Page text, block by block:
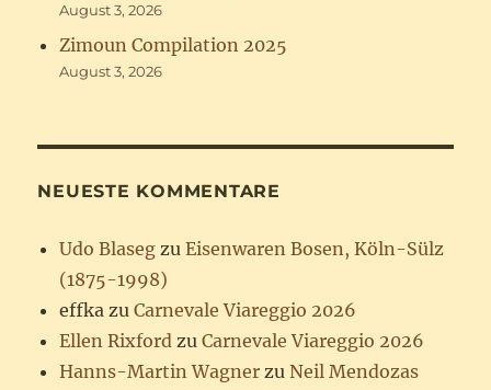
August 3, 2026
Zimoun Compilation 2025
August 3, 2026
NEUESTE KOMMENTARE
Udo Blaseg zuEisenwaren Bosen, Köln-Sülz
(1875-1998)
effka zuCarnevale Viareggio 2026
Ellen Rixford zuCarnevale Viareggio 2026
Hanns-Martin Wagner zuNeil Mendozas